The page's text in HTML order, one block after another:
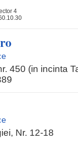
4
450 (in incinta
Nr. 12-18